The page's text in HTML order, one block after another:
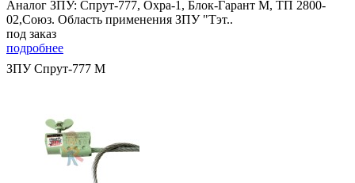
Аналог ЗПУ: Спрут-777, Охра-1, Блок-Гарант М, ТП 2800-
02,Союз. Область применения ЗПУ "Тэт..
под заказ
подробнее
ЗПУ Спрут-777 М